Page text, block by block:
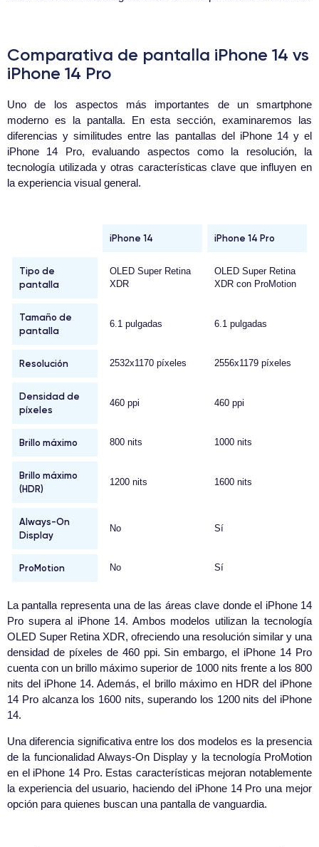
Comparativa de pantalla iPhone 14 vs
iPhone 14 Pro
Uno de los aspectos más importantes de un smartphone
moderno es la pantalla. En esta sección, examinaremos las
diferencias y similitudes entre las pantallas del iPhone 14 y el
iPhone 14 Pro, evaluando aspectos como la resolución, la
tecnología utilizada y otras características clave que influyen en
la experiencia visual general.
iPhone 14 iPhone 14 Pro
Tipo de
pantalla
OLED Super Retina
XDR
OLED Super Retina
XDR con ProMotion
Tamaño de
pantalla
6.1 pulgadas 6.1 pulgadas
Resolución 2532x1170 píxeles 2556x1179 píxeles
Densidad de
píxeles
460 ppi 460 ppi
Brillo máximo 800 nits 1000 nits
Brillo máximo
(HDR)
1200 nits 1600 nits
Always-On
Display
No Sí
ProMotion No Sí
La pantalla representa una de las áreas clave donde el iPhone 14
Pro supera al iPhone 14. Ambos modelos utilizan la tecnología
OLED Super Retina XDR, ofreciendo una resolución similar y una
densidad de píxeles de 460 ppi. Sin embargo, el iPhone 14 Pro
cuenta con un brillo máximo superior de 1000 nits frente a los 800
nits del iPhone 14. Además, el brillo máximo en HDR del iPhone
14 Pro alcanza los 1600 nits, superando los 1200 nits del iPhone
14.
Una diferencia significativa entre los dos modelos es la presencia
de la funcionalidad Always-On Display y la tecnología ProMotion
en el iPhone 14 Pro. Estas características mejoran notablemente
la experiencia del usuario, haciendo del iPhone 14 Pro una mejor
opción para quienes buscan una pantalla de vanguardia.